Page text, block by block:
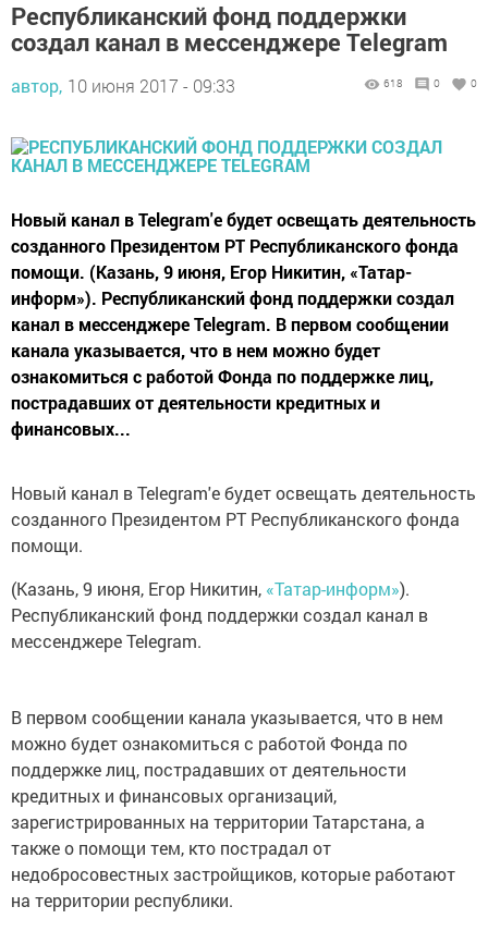
Республиканский фонд поддержки
создал канал в мессенджере Telegram
автор, 10 июня 2017 - 09:33 618 0 0
Новый канал в Telegram'е будет освещать деятельность
созданного Президентом РТ Республиканского фонда
помощи. (Казань, 9 июня, Егор Никитин, «Татар-
информ»). Республиканский фонд поддержки создал
канал в мессенджере Telegram. В первом сообщении
канала указывается, что в нем можно будет
ознакомиться с работой Фонда по поддержке лиц,
пострадавших от деятельности кредитных и
финансовых...
Новый канал в Telegram'е будет освещать деятельность
созданного Президентом РТ Республиканского фонда
помощи.
(Казань, 9 июня, Егор Никитин, «Татар-информ»).
Республиканский фонд поддержки создал канал в
мессенджере Telegram.
В первом сообщении канала указывается, что в нем
можно будет ознакомиться с работой Фонда по
поддержке лиц, пострадавших от деятельности
кредитных и финансовых организаций,
зарегистрированных на территории Татарстана, а
также о помощи тем, кто пострадал от
недобросовестных застройщиков, которые работают
на территории республики.